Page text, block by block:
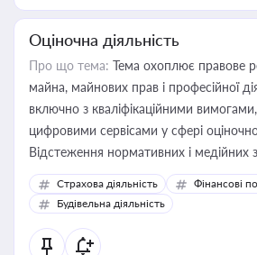
Оціночна діяльність
Про що тема: Тема охоплює правове
майна, майнових прав і професійної
включно з кваліфікаційними вимогами,
цифровими сервісами у сфері
Відстеження нормативних і медійних
корисне для власника бізнесу,
бухгалтера під час оподаткування,
державного майна, корпоративних
статусу суб'єктів оціночної діяльності
Страхова діяльність
Фінансові
Будівельна діяльність